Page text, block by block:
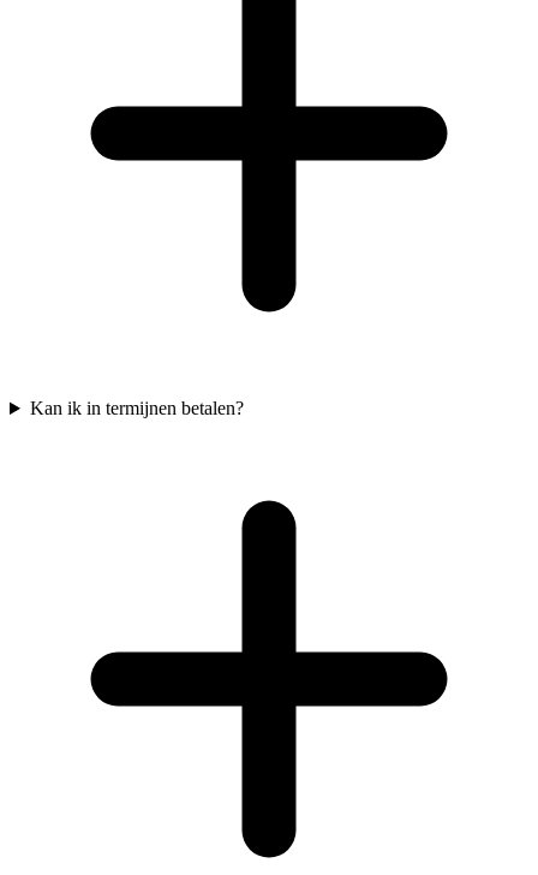
Kan ik in termijnen betalen?